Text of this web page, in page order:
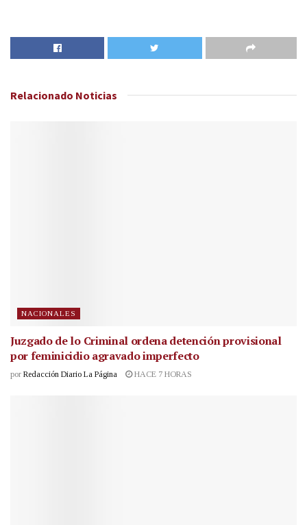
Relacionado Noticias
NACIONALES
Juzgado de lo Criminal ordena detención provisional
por feminicidio agravado imperfecto
por Redacción Diario La Página HACE 7 HORAS